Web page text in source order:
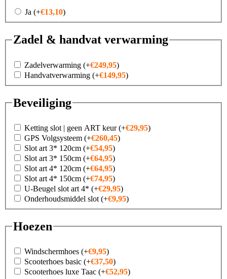
Ja (+€13,10)
Zadel & handvat verwarming
Zadelverwarming (+€249,95)
Handvatverwarming (+€149,95)
Beveiliging
Ketting slot | geen ART keur(+€29,95)
GPS Volgsysteem (+€260,45)
Slot art 3* 120cm (+€54,95)
Slot art 3* 150cm (+€64,95)
Slot art 4* 120cm (+€64,95)
Slot art 4* 150cm (+€74,95)
U-Beugel slot art 4* (+€29,95)
Onderhoudsmiddel slot (+€9,95)
Hoezen
Windschermhoes (+€9,95)
Scooterhoes basic (+€37,50)
Scooterhoes luxe Taac (+€52,95)